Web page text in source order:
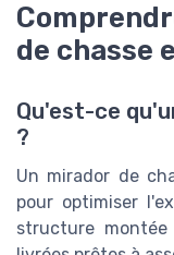
de chasse
Qu'est-ce
?
Un mirador de
pour optimiser
structure